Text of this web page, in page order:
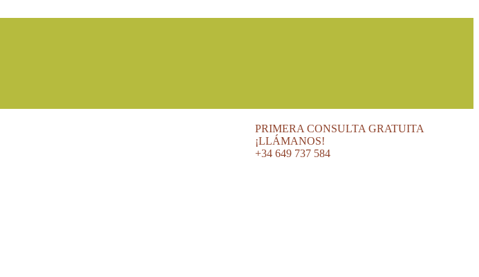
PRIMERA CONSULTA GRATUITA
¡LLÁMANOS!
+34 649 737 584